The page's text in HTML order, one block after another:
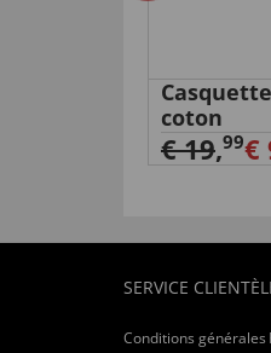
vonTHIERRY M
“UTILISE DE
vonnoel B.
coton
€ 19,99€
SERVICE
Conditions générales